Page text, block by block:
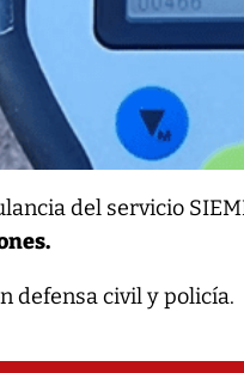
del servicio
defensa civil y policía.